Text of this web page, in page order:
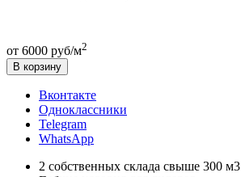
от 6000 руб/м2
В корзину
Вконтакте
Одноклассники
Telegram
WhatsApp
2 собственных склада свыше 300 м3